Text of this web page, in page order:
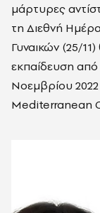
μάρτυρες
τη Διεθνή
Γυναικών (25/
εκπαίδευση από
Νοεμβρίου
Mediterranean